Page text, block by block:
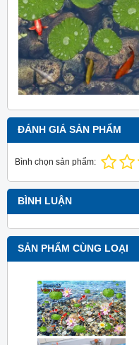
ĐÁNH GIÁ SẢN PHẨM
Bình chọn sản phẩm:
BÌNH LUẬN
SẢN PHẨM CÙNG LOẠI